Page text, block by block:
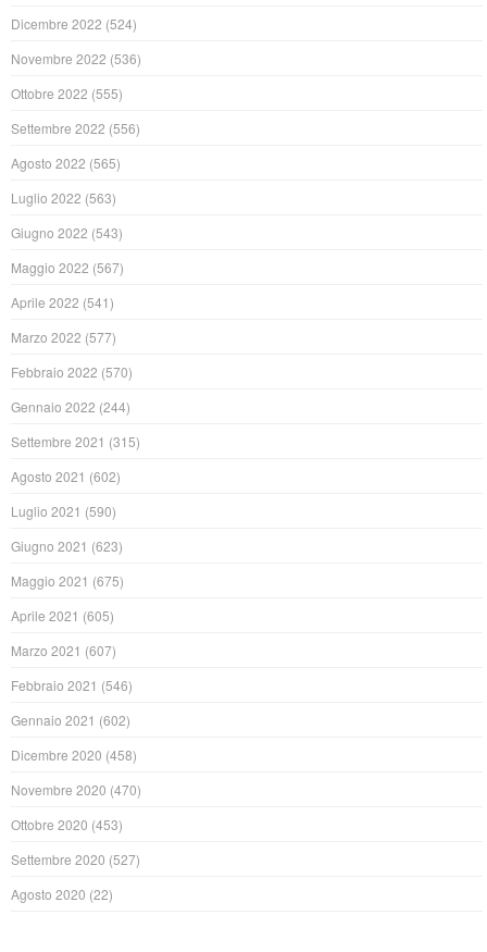
Dicembre 2022 (524)
Novembre 2022 (536)
Ottobre 2022 (555)
Settembre 2022 (556)
Agosto 2022 (565)
Luglio 2022 (563)
Giugno 2022 (543)
Maggio 2022 (567)
Aprile 2022 (541)
Marzo 2022 (577)
Febbraio 2022 (570)
Gennaio 2022 (244)
Settembre 2021 (315)
Agosto 2021 (602)
Luglio 2021 (590)
Giugno 2021 (623)
Maggio 2021 (675)
Aprile 2021 (605)
Marzo 2021 (607)
Febbraio 2021 (546)
Gennaio 2021 (602)
Dicembre 2020 (458)
Novembre 2020 (470)
Ottobre 2020 (453)
Settembre 2020 (527)
Agosto 2020 (22)